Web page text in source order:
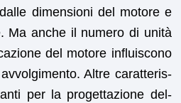
dimen­sioni del motore e
Ma anche il numero di unità
del motore influis­cono
Altre carat­ter­is­
per la prog­et­tazione del­